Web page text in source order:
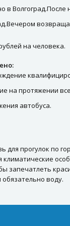
в
на человека.
на протяжении
автобуса.
для прогулок по
запечатлеть
обязательно воду.